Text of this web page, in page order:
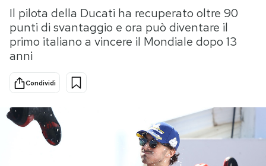
Tecnologia
Internet
Scienza
Economia
Storie/Idee
Ok Boomer!
Media
Il pilota della Ducati ha recuperato oltre 90
punti di svantaggio e ora può diventare il
primo italiano a vincere il Mondiale dopo 13
anni
Condividi